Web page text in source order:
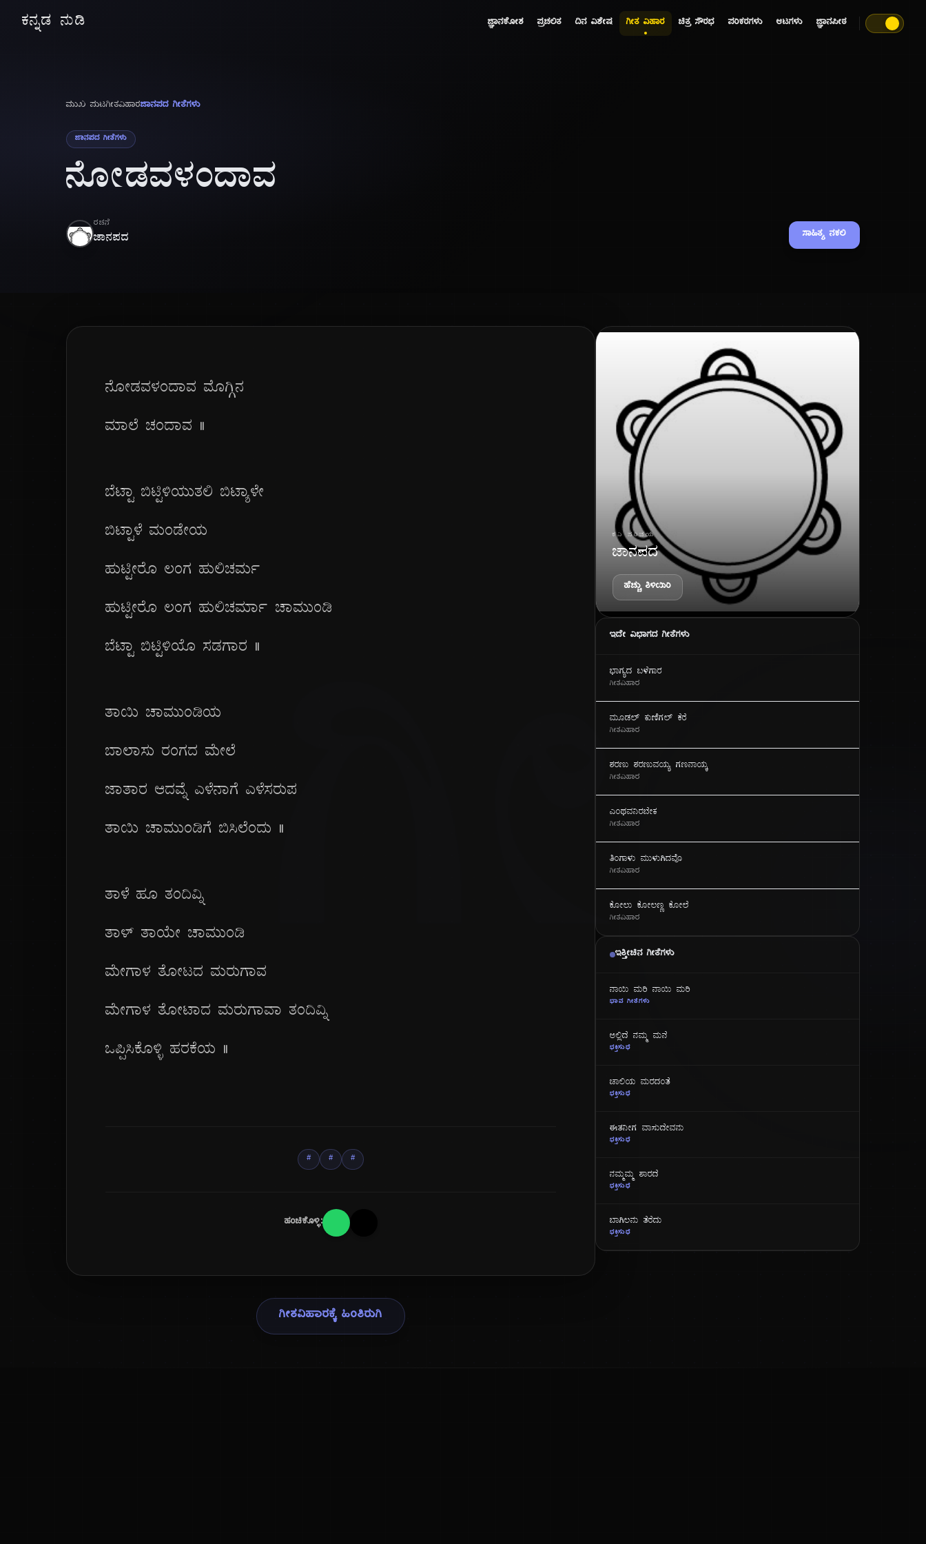
ಕನ್ನಡ ನುಡಿ ಜ್ಞಾನಕೋಶ ಪ್ರಚಲಿತ ದಿನ ವಿಶೇಷ ಗೀತ ವಿಹಾರ ಚಿತ್ರ ಸೌರಭ ಪರಿಕರಗಳು ಆಟಗಳು ಜ್ಞಾನಪೀಠ
ಗೀ
ಮುಖ ಪುಟಗೀತವಿಹಾರಜಾನಪದ ಗೀತೆಗಳು
ಜಾನಪದ ಗೀತೆಗಳು
ನೋಡವಳಂದಾವ
ರಚನೆ
ಜಾನಪದ ಸಾಹಿತ್ಯ ನಕಲಿ
ನೋಡವಳಂದಾವ ಮೊಗ್ಗಿನ
ಮಾಲೆ ಚಂದಾವ ||
ಬೆಟ್ಟಾ ಬಿಟ್ಟಿಳಿಯುತಲಿ ಬಿಟ್ಯಾಳೇ
ಬಿಟ್ಟಾಳೆ ಮಂಡೇಯ
ಹುಟ್ಟೀರೊ ಲಂಗ ಹುಲಿಚರ್ಮ
ಹುಟ್ಟೀರೊ ಲಂಗ ಹುಲಿಚರ್ಮಾ ಚಾಮುಂಡಿ
ಬೆಟ್ಟಾ ಬಿಟ್ಟಿಳಿಯೊ ಸಡಗಾರ ||
ತಾಯಿ ಚಾಮುಂಡಿಯ
ಬಾಲಾಸು ರಂಗದ ಮೇಲೆ
ಜಾತಾರ ಆದವ್ನೆ ಎಳೆನಾಗೆ ಎಳೆಸರುಪ
ತಾಯಿ ಚಾಮುಂಡಿಗೆ ಬಿಸಿಲೆಂದು ||
ತಾಳೆ ಹೂ ತಂದಿವ್ನಿ
ತಾಳ್ ತಾಯೇ ಚಾಮುಂಡಿ
ಮೇಗಾಳ ತೋಟದ ಮರುಗಾವ
ಮೇಗಾಳ ತೋಟಾದ ಮರುಗಾವಾ ತಂದಿವ್ನಿ
ಒಪ್ಪಿಸಿಕೊಳ್ಳಿ ಹರಕೆಯ ||
# # #
ಹಂಚಿಕೊಳ್ಳಿ:
ಗೀತವಿಹಾರಕ್ಕೆ ಹಿಂತಿರುಗಿ
ಕವಿ ಪರಿಚಯ
ಜಾನಪದ
ಹೆಚ್ಚು ತಿಳಿಯಿರಿ
ಇದೇ ವಿಭಾಗದ ಗೀತೆಗಳು
ಭಾಗ್ಯದ ಬಳೆಗಾರ
ಗೀತವಿಹಾರ
ಮೂಡಲ್ ಕುಣಿಗಲ್ ಕೆರೆ
ಗೀತವಿಹಾರ
ಶರಣು ಶರಣುವಯ್ಯ ಗಣನಾಯ್ಕ
ಗೀತವಿಹಾರ
ಎಂಥವನಿರಬೇಕ
ಗೀತವಿಹಾರ
ತಿಂಗಾಳು ಮುಳುಗಿದವೊ
ಗೀತವಿಹಾರ
ಕೋಲು ಕೋಲಣ್ಣ ಕೋಲೆ
ಗೀತವಿಹಾರ
ಇತ್ತೀಚಿನ ಗೀತೆಗಳು
ನಾಯಿ ಮರಿ ನಾಯಿ ಮರಿ
ಭಾವ ಗೀತೆಗಳು
ಅಲ್ಲಿದೆ ನಮ್ಮ ಮನೆ
ಭಕ್ತಿಸುಧೆ
ಜಾಲಿಯ ಮರದಂತೆ
ಭಕ್ತಿಸುಧೆ
ಈತನೀಗ ವಾಸುದೇವನು
ಭಕ್ತಿಸುಧೆ
ನಮ್ಮಮ್ಮ ಶಾರದೆ
ಭಕ್ತಿಸುಧೆ
ಬಾಗಿಲನು ತೆರೆದು
ಭಕ್ತಿಸುಧೆ